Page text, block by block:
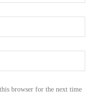
browser for the next time